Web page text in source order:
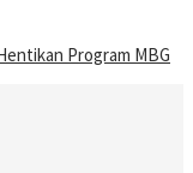
Program MBG